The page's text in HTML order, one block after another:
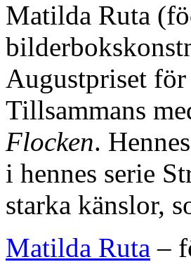
Matilda Ruta
Augustpriset
Tillsammans
Flocken.
i hennes serie
starka känslor,
Matilda Ruta –